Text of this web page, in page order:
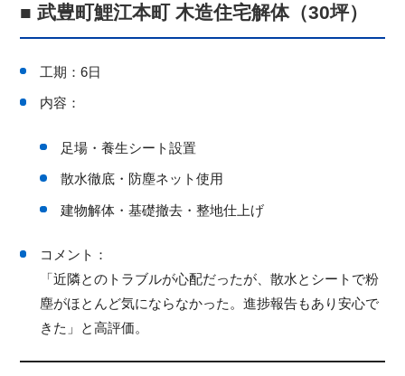
■ 武豊町鯉江本町 木造住宅解体（30坪）
工期：6日
内容：
足場・養生シート設置
散水徹底・防塵ネット使用
建物解体・基礎撤去・整地仕上げ
コメント：
「近隣とのトラブルが心配だったが、散水とシートで粉
塵がほとんど気にならなかった。進捗報告もあり安心で
きた」と高評価。